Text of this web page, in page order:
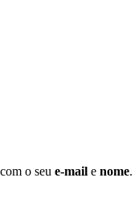
o seu e-mail e nome.